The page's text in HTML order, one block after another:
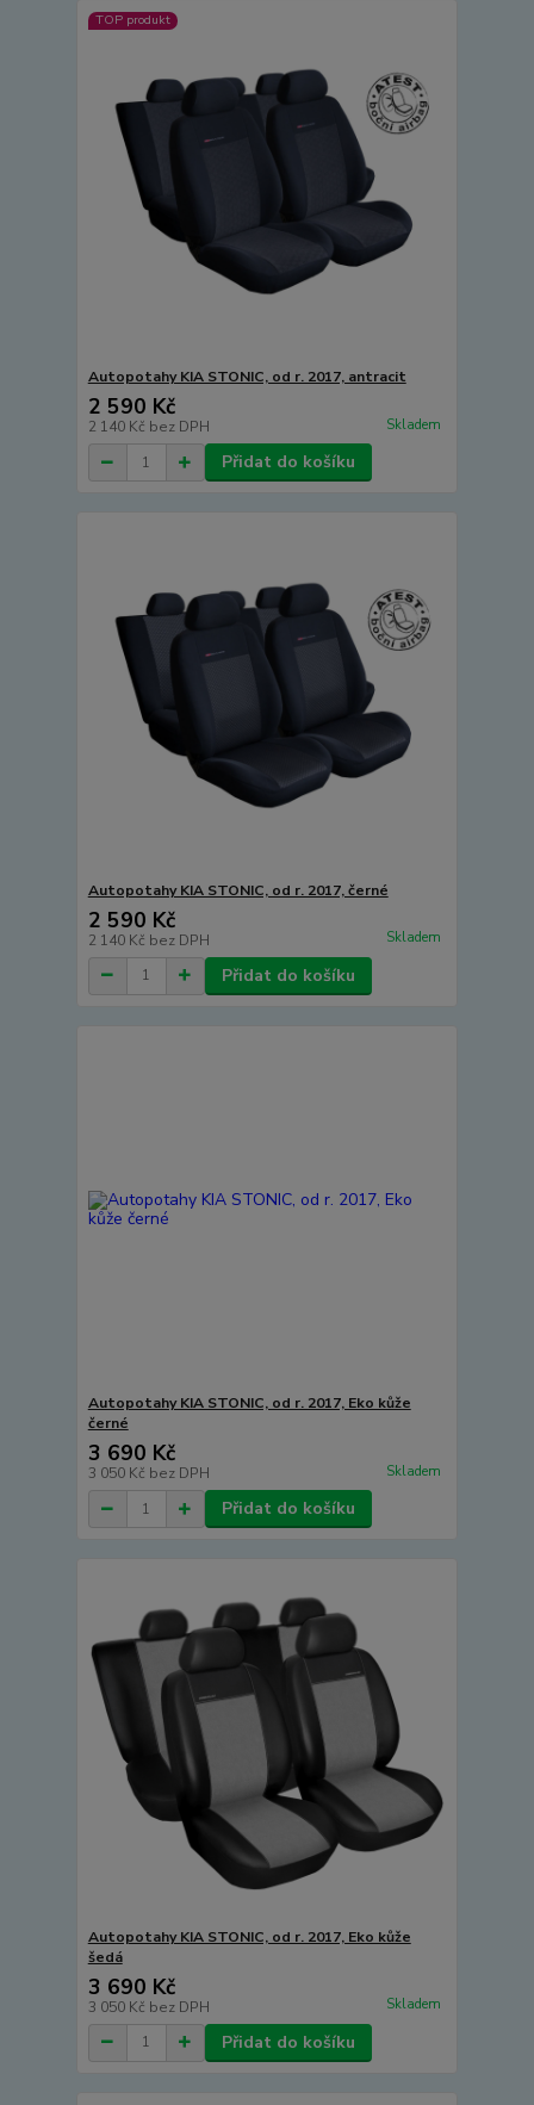
TOP produkt
Autopotahy KIA STONIC, od r. 2017, antracit
2 590 Kč
2 140 Kč bez DPH Skladem
Přidat do košíku
Autopotahy KIA STONIC, od r. 2017, černé
2 590 Kč
2 140 Kč bez DPH Skladem
Přidat do košíku
Autopotahy KIA STONIC, od r. 2017, Eko kůže
černé
3 690 Kč
3 050 Kč bez DPH Skladem
Přidat do košíku
Autopotahy KIA STONIC, od r. 2017, Eko kůže
šedá
3 690 Kč
3 050 Kč bez DPH Skladem
Přidat do košíku